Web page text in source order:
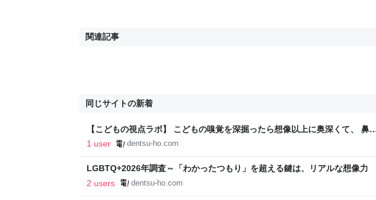
関連記事
同じサイトの新着
【こどもの視点ラボ】 こどもの嗅覚を深掘ったら想像以上に奥深くて、 鼻
らうろこだった！
1 user dentsu-ho.com
LGBTQ+2026年調査～「わかったつもり」を超える鍵は、リアルな想像力
2 users
dentsu-ho.com